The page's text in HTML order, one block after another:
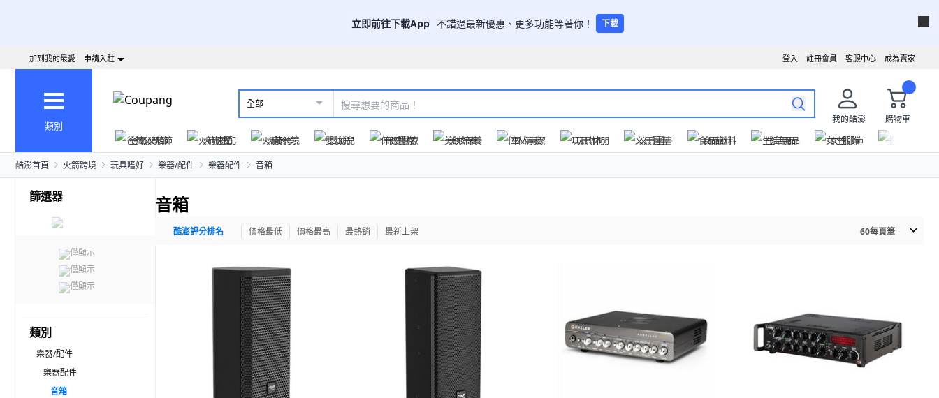
立即前往下載App 不錯過最新優惠、更多功能等著你！ 下載
成為賣家
客服中心
註冊會員
登入
加到我的最愛 申請入駐
類別
全部
我的酷澎
購物車
爸氣父親節
火箭速配 火箭跨境 嬰幼兒 保健醫療 美妝保養 個人清潔 玩具休閒 文具圖書 食品飲料 生活用品 女性服飾
酷澎首頁 火箭跨境 玩具嗜好 樂器/配件 樂器配件 音箱
篩選器
僅顯示
僅顯示
僅顯示
類別
樂器/配件
樂器配件
音箱
音箱
酷澎評分排名 價格最低 價格最高 最熱銷 最新上架 60每頁筆